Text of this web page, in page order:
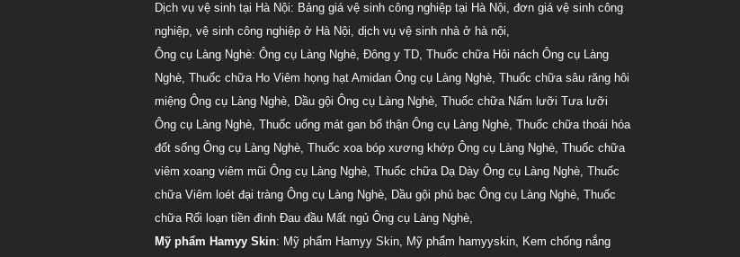
Dịch vụ vệ sinh tại Hà Nội: Bảng giá vệ sinh công nghiệp tại Hà Nội, đơn giá vệ sinh công
nghiệp, vệ sinh công nghiệp ở Hà Nội, dịch vụ vệ sinh nhà ở hà nội,
Ông cụ Làng Nghè: Ông cụ Làng Nghè, Đông y TD, Thuốc chữa Hôi nách Ông cụ Làng
Nghè, Thuốc chữa Ho Viêm họng hạt Amidan Ông cụ Làng Nghè, Thuốc chữa sâu răng hôi
miệng Ông cụ Làng Nghè, Dầu gội Ông cụ Làng Nghè, Thuốc chữa Nấm lưỡi Tưa lưỡi
Ông cụ Làng Nghè, Thuốc uống mát gan bổ thận Ông cụ Làng Nghè, Thuốc chữa thoái hóa
đốt sống Ông cụ Làng Nghè, Thuốc xoa bóp xương khớp Ông cụ Làng Nghè, Thuốc chữa
viêm xoang viêm mũi Ông cụ Làng Nghè, Thuốc chữa Dạ Dày Ông cụ Làng Nghè, Thuốc
chữa Viêm loét đại tràng Ông cụ Làng Nghè, Dầu gội phủ bạc Ông cụ Làng Nghè, Thuốc
chữa Rối loạn tiền đình Đau đầu Mất ngủ Ông cụ Làng Nghè,
Mỹ phẩm Hamyy Skin: Mỹ phẩm Hamyy Skin, Mỹ phẩm hamyyskin, Kem chống nắng